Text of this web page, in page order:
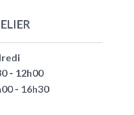
- 12h00
- 16h30